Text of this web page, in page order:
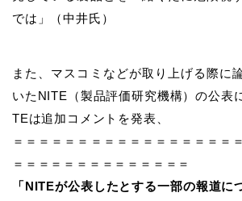
では」（中井氏）
また、マスコミなどが取り上げる際に
いたNITE（製品評価研究機構）の公表
TEは追加コメントを発表、
＝＝＝＝＝＝＝＝＝＝＝＝＝＝＝＝＝
＝＝＝＝＝＝＝＝＝＝＝＝＝＝
「NITEが公表したとする一部の報道に